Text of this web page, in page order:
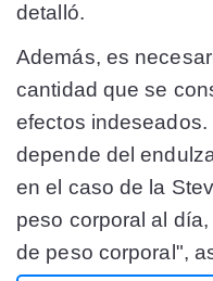
detalló.
Además, es
cantidad que se
efectos
depende del
en el caso de la
peso corporal al
de peso corporal",